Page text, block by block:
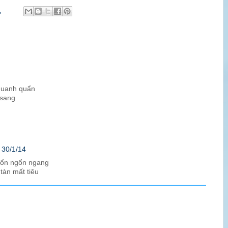
quẩn
1/14
ngổn ngang
mất tiêu